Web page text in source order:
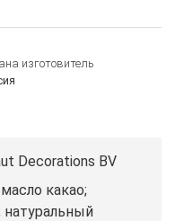
изготовитель
Decorations BV
какао;
натуральный